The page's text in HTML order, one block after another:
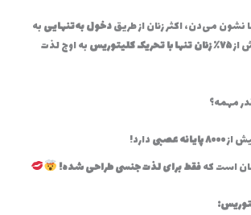
نشون می‌دن، اکثر زنان از طریقدخول به‌تنهاییبه
از۷۵٪ زنان تنها با تحریک کلیتوریس
به اوج لذت
مهمه؟
از۸۰۰۰ پایانه عصبی
دارد!
است کهفقط برای لذت جنسی طراحی شده!